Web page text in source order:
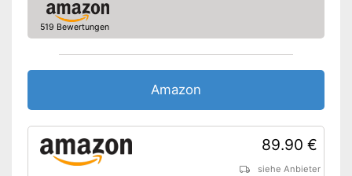
519 Bewertungen
Amazon
89.90 €
siehe Anbieter